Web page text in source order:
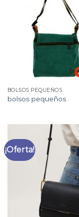
BOLSOS PEQUEÑOS
bolsos pequeños
¡Oferta!